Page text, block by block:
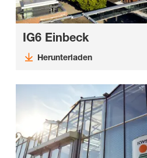
IG6 Einbeck
Herunterladen